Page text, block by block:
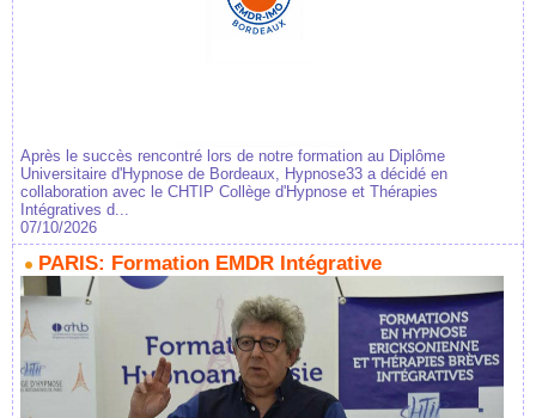
Après le succès rencontré lors de notre formation au Diplôme
Universitaire d'Hypnose de Bordeaux, Hypnose33 a décidé en
collaboration avec le CHTIP Collège d'Hypnose et Thérapies
Intégratives d...
07/10/2026
PARIS: Formation EMDR Intégrative